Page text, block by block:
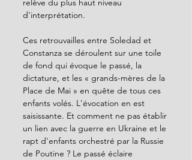
relève du plus haut niveau
d'interprétation.
Ces retrouvailles entre Soledad et
Constanza se déroulent sur une toile
de fond qui évoque le passé, la
dictature, et les « grands-mères de la
Place de Mai » en quête de tous ces
enfants volés. L'évocation en est
saisissante. Et comment ne pas établir
un lien avec la guerre en Ukraine et le
rapt d'enfants orchestré par la Russie
de Poutine ? Le passé éclaire